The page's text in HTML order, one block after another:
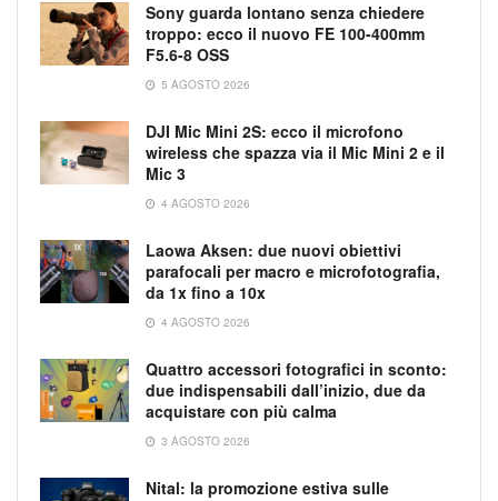
Sony guarda lontano senza chiedere
troppo: ecco il nuovo FE 100-400mm
F5.6-8 OSS
5 AGOSTO 2026
DJI Mic Mini 2S: ecco il microfono
wireless che spazza via il Mic Mini 2 e il
Mic 3
4 AGOSTO 2026
Laowa Aksen: due nuovi obiettivi
parafocali per macro e microfotografia,
da 1x fino a 10x
4 AGOSTO 2026
Quattro accessori fotografici in sconto:
due indispensabili dall’inizio, due da
acquistare con più calma
3 AGOSTO 2026
Nital: la promozione estiva sulle